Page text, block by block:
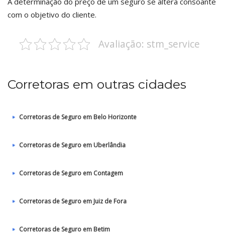
com o objetivo do cliente.
Avaliação: stm_service
Corretoras em outras cidades
Corretoras de Seguro em Belo Horizonte
Corretoras de Seguro em Uberlândia
Corretoras de Seguro em Contagem
Corretoras de Seguro em Juiz de Fora
Corretoras de Seguro em Betim